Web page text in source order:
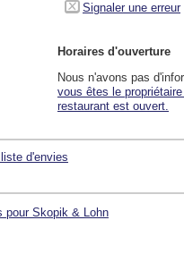
Signaler une erreur
Horaires d'ouverture
Nous n'avons pas
vous êtes le
restaurant est ouvert.
d'envies
pour Skopik & Lohn